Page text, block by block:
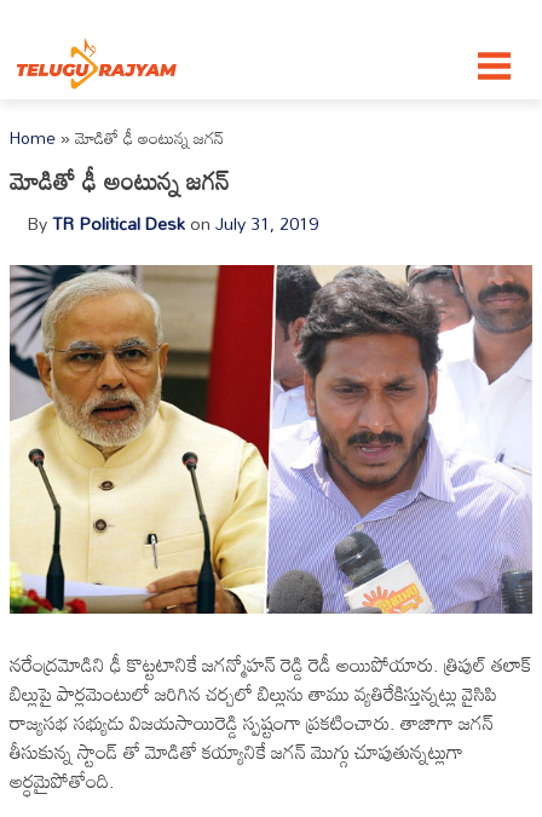
Home»మోడితో ఢీ అంటున్న జగన్
మోడితో ఢీ అంటున్న జగన్
ByTR Political DeskonJuly 31, 2019
నరేంద్రమోడిని ఢీ కొట్టటానికే జగన్మోహన్ రెడ్డి రెడీ అయిపోయారు. త్రిపుల్ తలాక్
బిల్లుపై పార్లమెంటులో జరిగిన చర్చలో బిల్లును తాము వ్యతిరేకిస్తున్నట్లు వైసిపి
రాజ్యసభ సభ్యుడు విజయసాయిరెడ్డి స్పష్టంగా ప్రకటించారు. తాజాగా జగన్
తీసుకున్న స్టాండ్ తో మోడితో కయ్యానికే జగన్ మొగ్గు చూపుతున్నట్లుగా
అర్ధమైపోతోంది.